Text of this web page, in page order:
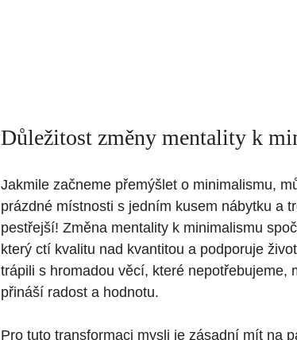
Důležitost změny mentality k
Jakmile začneme přemýšlet o minimalismu,
prázdné místnosti s jedním kusem nábytku a
pestřejší! Změna mentality k minimalismu
který ctí kvalitu nad kvantitou a podporuje
trápili s hromadou věcí, které nepotřebujeme,
přináší radost a hodnotu.
Pro tuto transformaci mysli je zásadní mít na